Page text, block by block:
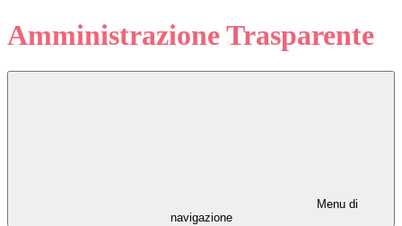
Amministrazione Trasparente
Menu di
navigazione